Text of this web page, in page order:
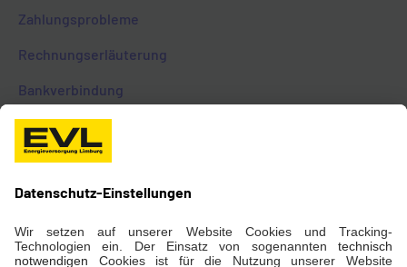
Zahlungsprobleme
Rechnungserläuterung
Bankverbindung
Marktkommunikation
FAQ Zählerablesung
EVL+
EVLplus
Gasstörung 06431 2903-444
Strom-, Wasser- und
Wärmestörung06431 2903-111
Telefon 06431 2903-0
Telefon06431 2903-800
E-Mail
servicecenter@evl.de